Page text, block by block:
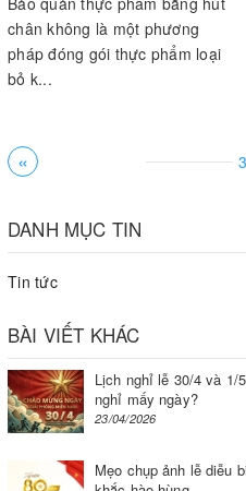
chân không là một phương
pháp đóng gói thực phẩm loại
bỏ k...
« 3
DANH MỤC TIN
Tin tức
BÀI VIẾT KHÁC
Lịch nghỉ lễ 30/4 và 1/
nghỉ mấy ngày?
23/04/2026
Mẹo chụp ảnh lễ diễu